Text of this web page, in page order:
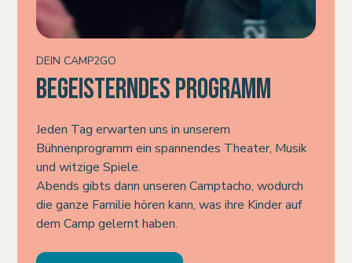
DEIN CAMP2GO
BEGEISTERNDES PROGRAMM
Jeden Tag erwarten uns in unserem
Bühnenprogramm ein spannendes Theater, Musik
und witzige Spiele.
Abends gibts dann unseren Camptacho, wodurch
die ganze Familie hören kann, was ihre Kinder auf
dem Camp gelernt haben.